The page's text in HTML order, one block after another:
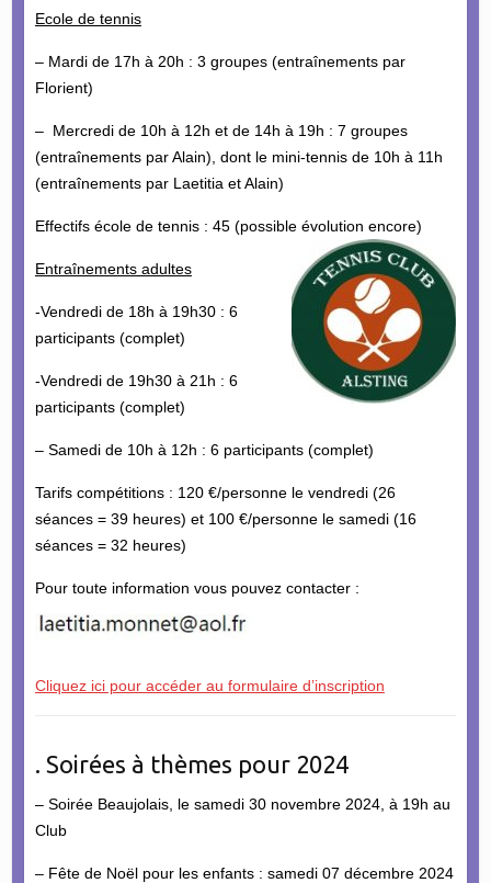
Ecole de tennis
– Mardi de 17h à 20h : 3 groupes (entraînements par
Florient)
– Mercredi de 10h à 12h et de 14h à 19h : 7 groupes
(entraînements par Alain), dont le mini-tennis de 10h à 11h
(entraînements par Laetitia et Alain)
Effectifs école de tennis : 45 (possible évolution encore)
Entraînements adultes
-Vendredi de 18h à 19h30 : 6
participants (complet)
-Vendredi de 19h30 à 21h : 6
participants (complet)
– Samedi de 10h à 12h : 6 participants (complet)
Tarifs compétitions : 120 €/personne le vendredi (26
séances = 39 heures) et 100 €/personne le samedi (16
séances = 32 heures)
Pour toute information vous pouvez contacter :
Cliquez ici pour accéder au formulaire d’inscription
. Soirées à thèmes pour 2024
– Soirée Beaujolais, le samedi 30 novembre 2024, à 19h au
Club
– Fête de Noël pour les enfants : samedi 07 décembre 2024